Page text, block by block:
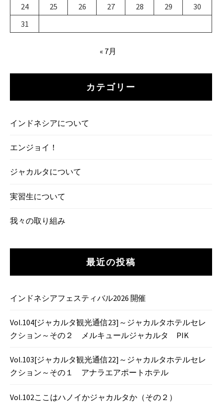
24
25 26 27 28 29
30
31
« 7月
カテゴリー
インドネシアについて
エンジョイ！
ジャカルタについて
実習生について
我々の取り組み
最近の投稿
インドネシアフェスティバル2026 開催
Vol.104[ジャカルタ観光通信23]～ジャカルタホテルセレ
クション～その２ メルキュールジャカルタ PIK
Vol.103[ジャカルタ観光通信22]～ジャカルタホテルセレ
クション～その１ アナラエアポートホテル
Vol.102ここはハノイかジャカルタか（その２）